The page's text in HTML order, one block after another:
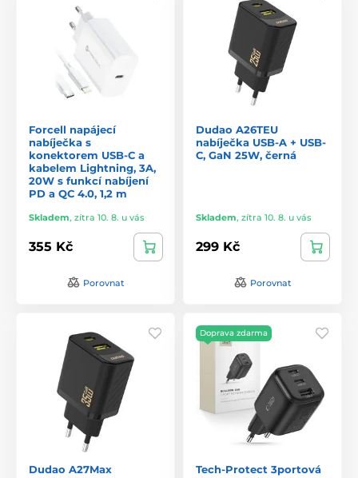
Forcell napájecí
nabíječka s
konektorem USB-C a
kabelem Lightning, 3A,
20W s funkcí nabíjení
PD a QC 4.0, 1,2 m
Skladem, zítra 10. 8. u vás
355 Kč
Porovnat
Dudao A26TEU
nabíječka USB-A + USB-
C, GaN 25W, černá
Skladem, zítra 10. 8. u vás
299 Kč
Porovnat
Dudao A27Max
Doprava zdarma
Tech-Protect 3portová